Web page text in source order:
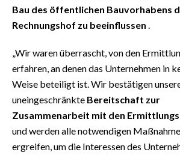
Bau des öffentlichen Bauvorhabens
Rechnungshof zu beeinflussen
„Wir waren überrascht, von den
erfahren, an denen das Unternehmen in
Weise beteiligt ist. Wir bestätigen
uneingeschränkte Bereitschaft zur
Zusammenarbeit mit den
und werden alle notwendigen
ergreifen, um die Interessen des